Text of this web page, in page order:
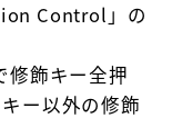
Control」の
飾キー全押
ー以外の修飾